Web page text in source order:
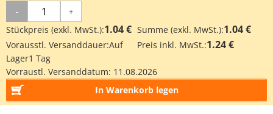
- +
Stückpreis (exkl. MwSt.):1.04 € Summe (exkl. MwSt.):1.04 €
Vorausstl. Versanddauer:Auf
Lager1 Tag
Preis inkl. MwSt.:1.24 €
Vorraustl. Versanddatum: 11.08.2026
In Warenkorb legen